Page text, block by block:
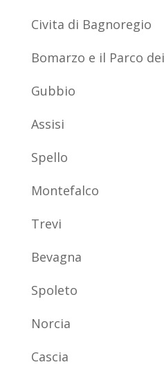
Civita di Bagnoregio
Bomarzo e il Parco
Gubbio
Assisi
Spello
Montefalco
Trevi
Bevagna
Spoleto
Norcia
Cascia